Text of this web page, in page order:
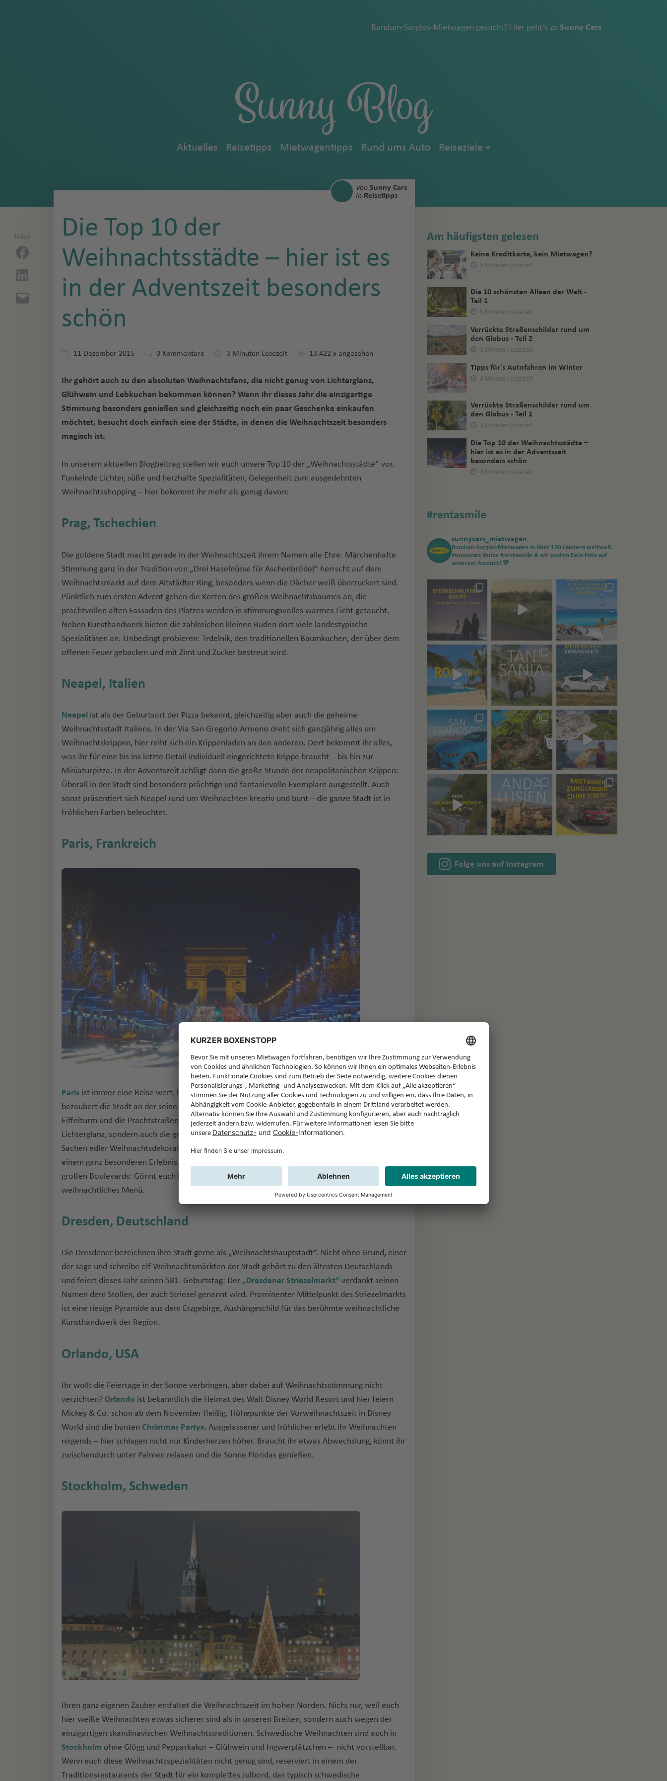
Rundum-Sorglos-Mietwagen gesucht? Hier geht’s zu Sunny Cars
Sunny Blog
Aktuelles Reisetipps Mietwagentipps Rund ums Auto Reiseziele
Teilen
VonSunny Cars
inReisetipps
Die Top 10 der
Weihnachtsstädte – hier ist es
in der Adventszeit besonders
schön
11 Dezember 2015 0 Kommentare 3 Minuten Lesezeit 13.422 x angesehen
Ihr gehört auch zu den absoluten Weihnachtsfans, die nicht genug von Lichterglanz,
Glühwein und Lebkuchen bekommen können? Wenn ihr dieses Jahr die einzigartige
Stimmung besonders genießen und gleichzeitig noch ein paar Geschenke einkaufen
möchtet, besucht doch einfach eine der Städte, in denen die Weihnachtszeit besonders
magisch ist.
In unserem aktuellen Blogbeitrag stellen wir euch unsere Top 10 der „Weihnachtsstädte“ vor.
Funkelnde Lichter, süße und herzhafte Spezialitäten, Gelegenheit zum ausgedehnten
Weihnachtsshopping – hier bekommt ihr mehr als genug davon:
Prag, Tschechien
Die goldene Stadt macht gerade in der Weihnachtszeit ihrem Namen alle Ehre. Märchenhafte
Stimmung ganz in der Tradition von „Drei Haselnüsse für Aschenbrödel“ herrscht auf dem
Weihnachtsmarkt auf dem Altstädter Ring, besonders wenn die Dächer weiß überzuckert sind.
Pünktlich zum ersten Advent gehen die Kerzen des großen Weihnachtsbaumes an, die
prachtvollen alten Fassaden des Platzes werden in stimmungsvolles warmes Licht getaucht.
Neben Kunsthandwerk bieten die zahlreichen kleinen Buden dort viele landestypische
Spezialitäten an. Unbedingt probieren: Trdelnik, den traditionellen Baumkuchen, der über dem
offenen Feuer gebacken und mit Zimt und Zucker bestreut wird.
Neapel, Italien
Neapel ist als der Geburtsort der Pizza bekannt, gleichzeitig aber auch die geheime
Weihnachtsstadt Italiens. In der Via San Gregorio Armeno dreht sich ganzjährig alles um
Weihnachtskrippen, hier reiht sich ein Krippenladen an den anderen. Dort bekommt ihr alles,
was ihr für eine bis ins letzte Detail individuell eingerichtete Krippe braucht – bis hin zur
Miniaturpizza. In der Adventszeit schlägt dann die große Stunde der neapolitanischen Krippen:
Überall in der Stadt sind besonders prächtige und fantasievolle Exemplare ausgestellt. Auch
sonst präsentiert sich Neapel rund um Weihnachten kreativ und bunt – die ganze Stadt ist in
fröhlichen Farben beleuchtet.
Paris, Frankreich
Paris ist immer eine Reise wert, in der Weihnachtszeit aber ganz besonders. Denn dann
bezaubert die Stadt an der seine zusätzlich durch eine traumhafte Illumination. Nicht nur der
Eiffelturm und die Prachtstraßen wie die Champs Elysées erstrahlen in weihnachtlichem
Lichterglanz, sondern auch die großen Kaufhäuser und edlen Boutiquen versuchen sich in
Sachen edler Weihnachtsdekoration gegenseitig zu übertreffen. Weihnachtsshopping wird so zu
einem ganz besonderen Erlebnis. Die Krönung eures Bummels über die festlich beleuchteten
großen Boulevards: Gönnt euch in einem der schicken Restaurants der Stadt ein exquisites
weihnachtliches Menü.
Dresden, Deutschland
Die Dresdener bezeichnen ihre Stadt gerne als „Weihnachtshauptstadt“. Nicht ohne Grund, einer
der sage und schreibe elf Weihnachtsmärkten der Stadt gehört zu den ältesten Deutschlands
und feiert dieses Jahr seinen 581. Geburtstag: Der „Dresdener Striezelmarkt“ verdankt seinen
Namen dem Stollen, der auch Striezel genannt wird. Prominenter Mittelpunkt des Striezelmarkts
ist eine riesige Pyramide aus dem Erzgebirge, Aushängeschild für das berühmte weihnachtliche
Kunsthandwerk der Region.
Orlando, USA
Ihr wollt die Feiertage in der Sonne verbringen, aber dabei auf Weihnachtsstimmung nicht
verzichten? Orlando ist bekanntlich die Heimat des Walt Disney World Resort und hier feiern
Mickey & Co. schon ab dem November fleißig. Höhepunkte der Vorweihnachtszeit in Disney
World sind die bunten Christmas Partys. Ausgelassener und fröhlicher erlebt ihr Weihnachten
nirgends – hier schlagen nicht nur Kinderherzen höher. Braucht ihr etwas Abwechslung, könnt ihr
zwischendurch unter Palmen relaxen und die Sonne Floridas genießen.
Stockholm, Schweden
Ihren ganz eigenen Zauber entfaltet die Weihnachtszeit im hohen Norden. Nicht nur, weil euch
hier weiße Weihnachten etwas sicherer sind als in unseren Breiten, sondern auch wegen der
einzigartigen skandinavischen Weihnachtstraditionen. Schwedische Weihnachten sind auch in
Stockholm ohne Glögg und Pepparkakor – Glühwein und Ingwerplätzchen – nicht vorstellbar.
Wenn euch diese Weihnachtsspezialitäten nicht genug sind, reserviert in einem der
Traditionsrestaurants der Stadt für ein komplettes Julbord, das typisch schwedische
Am häufigsten gelesen
Keine Kreditkarte, kein Mietwagen?
5 Minuten Lesezeit
Die 10 schönsten Alleen der Welt -
Teil 1
5 Minuten Lesezeit
Verrückte Straßenschilder rund um
den Globus - Teil 2
3 Minuten Lesezeit
Tipps für's Autofahren im Winter
4 Minuten Lesezeit
Verrückte Straßenschilder rund um
den Globus - Teil 1
3 Minuten Lesezeit
Die Top 10 der Weihnachtsstädte –
hier ist es in der Adventszeit
besonders schön
3 Minuten Lesezeit
#rentasmile
sunnycars_mietwagen
Rundum-Sorglos-Mietwagen in über 120 Ländern weltweit.
#sunnycars Nutze #rentasmile & wir posten Dein Foto auf
unserem Account! 💛
Folge uns auf Instagram